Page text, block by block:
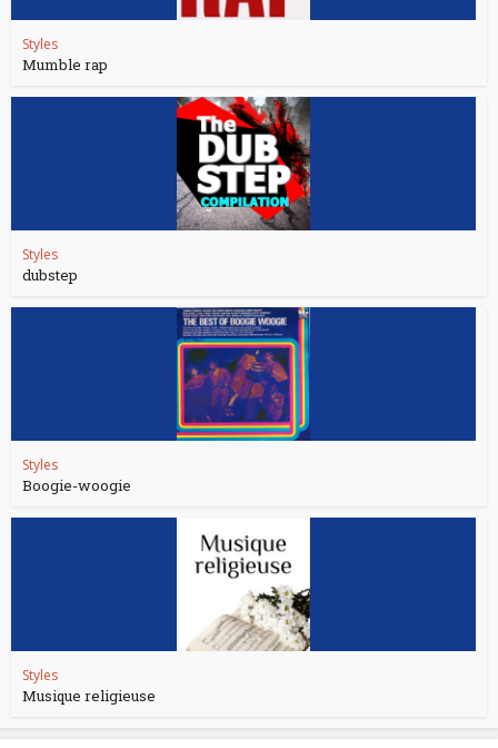
Styles
Mumble rap
Styles
dubstep
Styles
Boogie-woogie
Styles
Musique religieuse